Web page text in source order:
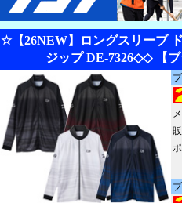
☆【26NEW】ロングスリーブ
ジップ DE-7326◇◇ 【